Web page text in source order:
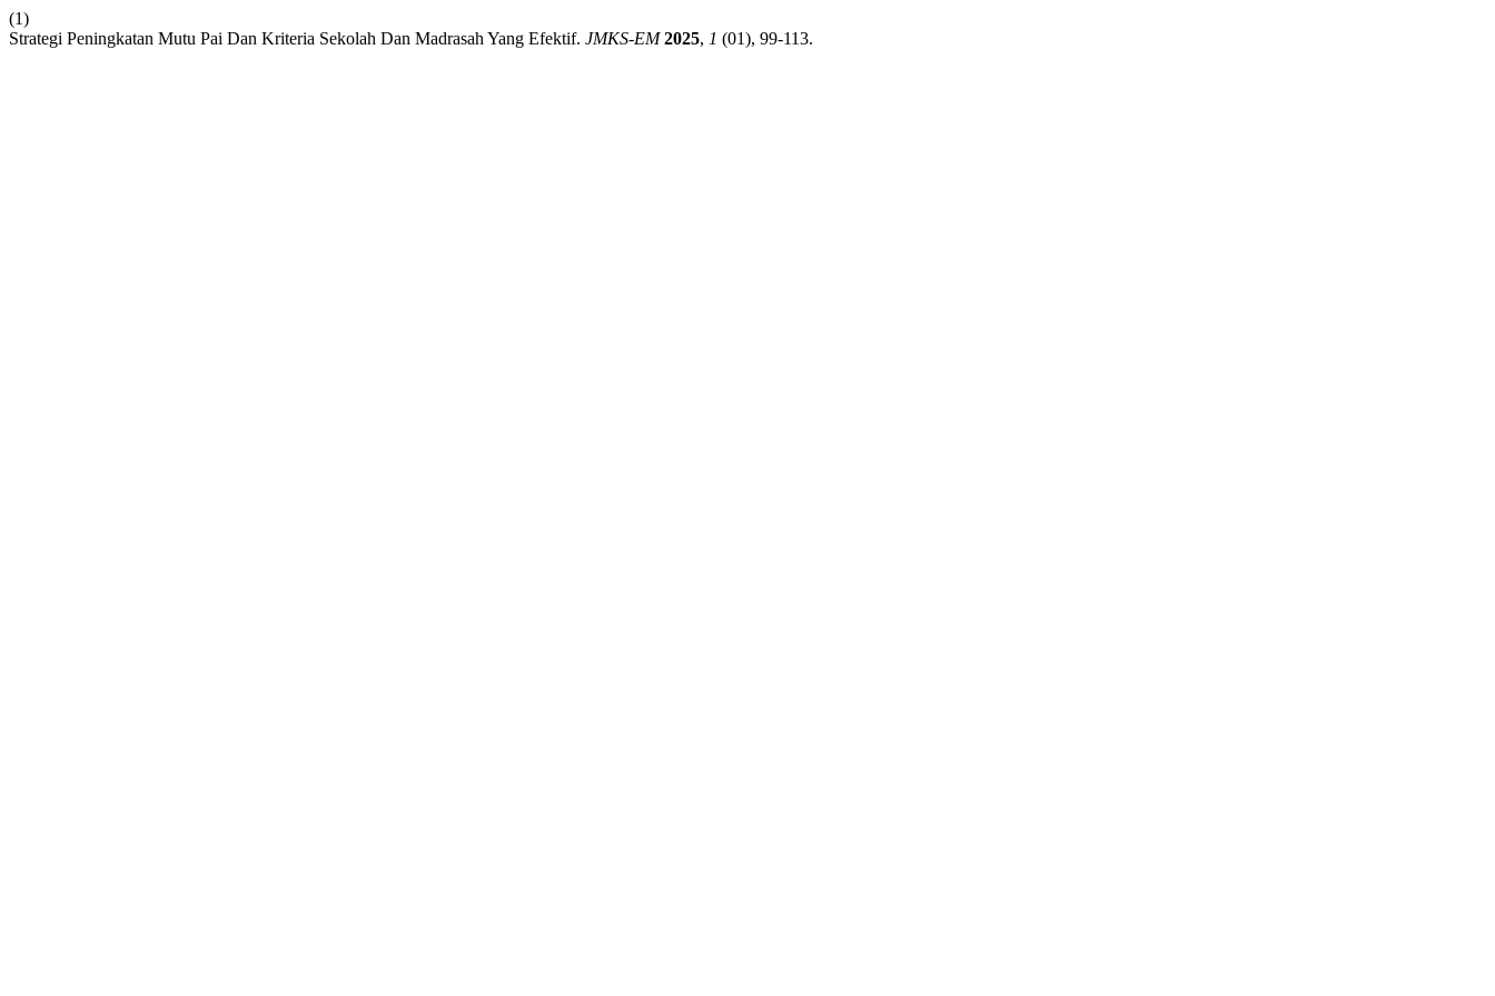
(1)
Strategi Peningkatan Mutu Pai Dan Kriteria Sekolah Dan Madrasah Yang Efektif. JMKS-EM 2025, 1 (01), 99-113.